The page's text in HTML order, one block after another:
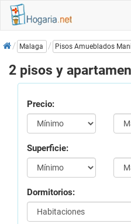
InicioMalaga Pisos Amueblados
2 pisos y
Precio:
Superficie:
Dormitorios: